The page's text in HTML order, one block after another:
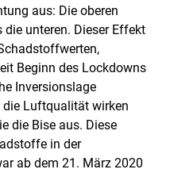
aus: Die oberen
unteren. Dieser Effekt
Beginn des Lockdowns
Inversionslage
Luftqualität wirken
die Bise aus. Diese
in der
ab dem 21. März 2020